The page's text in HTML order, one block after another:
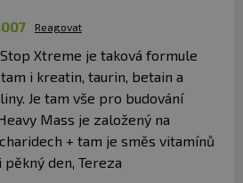
Reagovat
Xtreme je taková formule
i kreatin, taurin, betain a
Je tam vše pro budování
Mass je založený na
+ tam je směs vitamínů
den, Tereza